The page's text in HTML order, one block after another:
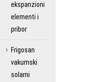
ekspanzioni
elementi i
pribor
Frigosan
vakumski
solarni